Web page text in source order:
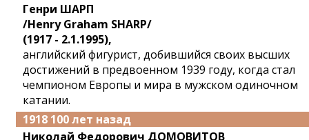
Генри ШАРП
/Henry Graham SHARP/
(1917 - 2.1.1995),
английский фигурист, добившийся своих высших
достижений в предвоенном 1939 году, когда стал
чемпионом Европы и мира в мужском одиночном
катании.
1918 100 лет назад
Николай Федорович ДОМОВИТОВ